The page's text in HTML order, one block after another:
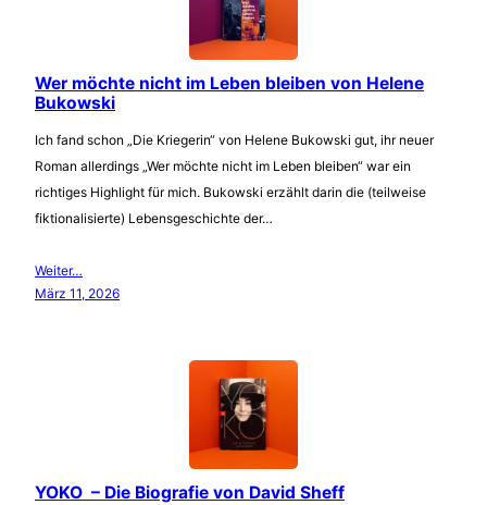
Wer möchte nicht im Leben bleiben von Helene
Bukowski
Ich fand schon „Die Kriegerin“ von Helene Bukowski gut, ihr neuer
Roman allerdings „Wer möchte nicht im Leben bleiben“ war ein
richtiges Highlight für mich. Bukowski erzählt darin die (teilweise
fiktionalisierte) Lebensgeschichte der…
Weiter…
März 11, 2026
YOKO – Die Biografie von David Sheff